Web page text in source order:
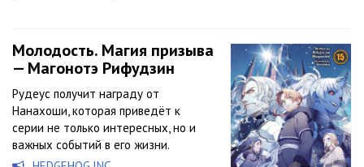
Молодость. Магия призыва
— Магонотэ Рифудзин
Рудеус получит награду от
Нанахоши, которая приведёт к
серии не только интересных, но и
важных событий в его жизни.